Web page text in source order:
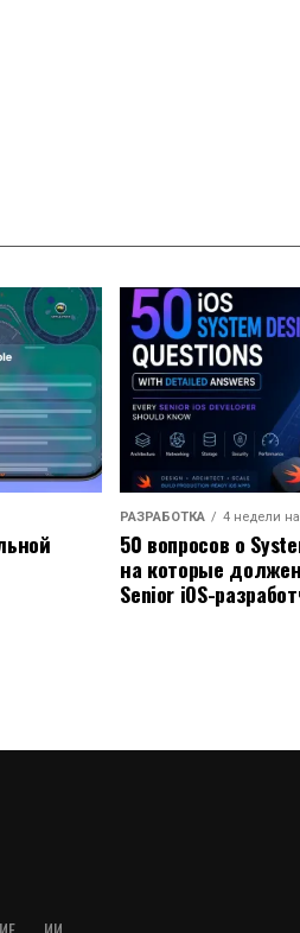
РАЗРАБОТКА 4 недели
50 вопросов о
на которые
Senior iOS-